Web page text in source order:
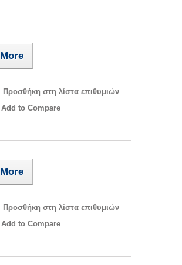
More
Προσθήκη στη λίστα επιθυμιών
Add to Compare
More
Προσθήκη στη λίστα επιθυμιών
Add to Compare